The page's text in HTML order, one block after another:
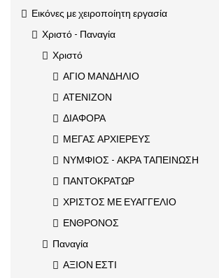
Εικόνες με χειροποίητη εργασία
Χριστό - Παναγία
Χριστό
ΑΓΙΟ ΜΑΝΔΗΛΙΟ
ΑΤΕΝΙΖΟΝ
ΔΙΑΦΟΡΑ
ΜΕΓΑΣ ΑΡΧΙΕΡΕΥΣ
ΝΥΜΦΙΟΣ - ΑΚΡΑ ΤΑΠΕΙΝΩΣΗ
ΠΑΝΤΟΚΡΑΤΩΡ
ΧΡΙΣΤΟΣ ΜΕ ΕΥΑΓΓΕΛΙΟ
ΕΝΘΡΟΝΟΣ
Παναγία
ΑΞΙΟΝ ΕΣΤΙ